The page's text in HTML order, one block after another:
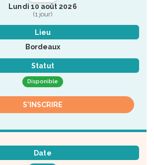
Lundi 10 août 2026
(1 jour)
Lieu
Bordeaux
Statut
Disponible
S'INSCRIRE
Date